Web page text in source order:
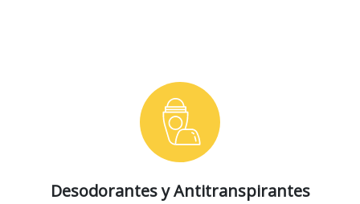
Desodorantes y Antitranspirantes